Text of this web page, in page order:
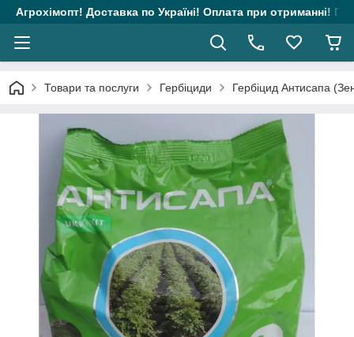
Агрохімопт! Доставка по Україні! Оплата при отриманні!
Товари та послуги Гербіциди Гербіцид Антисапа